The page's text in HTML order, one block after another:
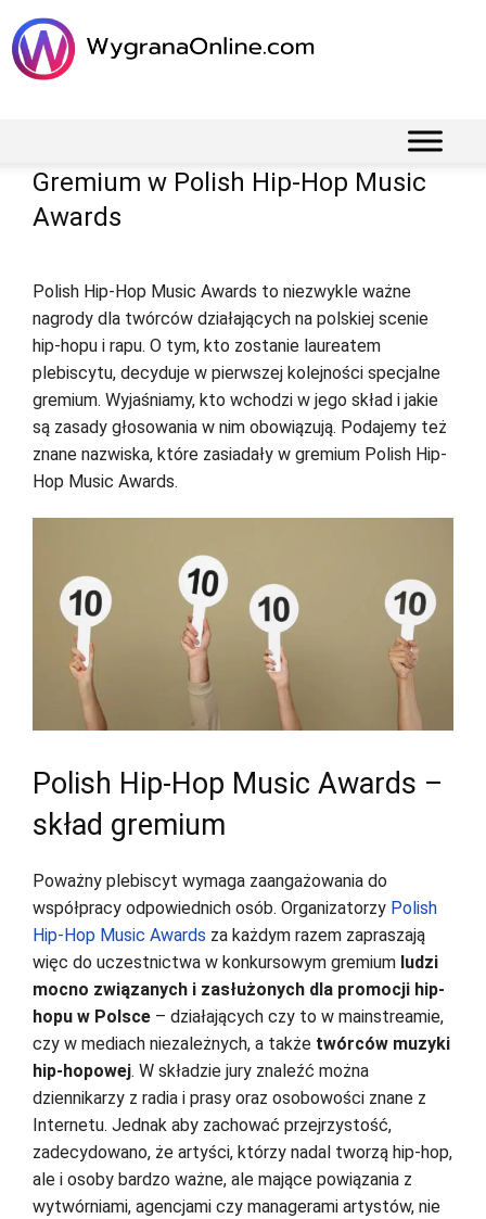
Gremium w Polish Hip-Hop Music
Awards
Polish Hip-Hop Music Awards to niezwykle ważne
nagrody dla twórców działających na polskiej scenie
hip-hopu i rapu. O tym, kto zostanie laureatem
plebiscytu, decyduje w pierwszej kolejności specjalne
gremium. Wyjaśniamy, kto wchodzi w jego skład i jakie
są zasady głosowania w nim obowiązują. Podajemy też
znane nazwiska, które zasiadały w gremium Polish Hip-
Hop Music Awards.
Polish Hip-Hop Music Awards –
skład gremium
Poważny plebiscyt wymaga zaangażowania do
współpracy odpowiednich osób. Organizatorzy Polish
Hip-Hop Music Awards za każdym razem zapraszają
więc do uczestnictwa w konkursowym gremium ludzi
mocno związanych i zasłużonych dla promocji hip-
hopu w Polsce – działających czy to w mainstreamie,
czy w mediach niezależnych, a także twórców muzyki
hip-hopowej. W składzie jury znaleźć można
dziennikarzy z radia i prasy oraz osobowości znane z
Internetu. Jednak aby zachować przejrzystość,
zadecydowano, że artyści, którzy nadal tworzą hip-hop,
ale i osoby bardzo ważne, ale mające powiązania z
wytwórniami, agencjami czy managerami artystów, nie